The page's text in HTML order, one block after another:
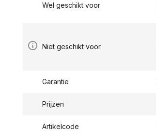
Wel geschikt voor
Niet geschikt voor
Garantie
Prijzen
Artikelcode